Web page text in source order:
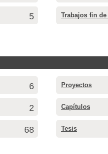
5 Trabajos fin
6 Proyectos
2 Capítulos
68 Tesis